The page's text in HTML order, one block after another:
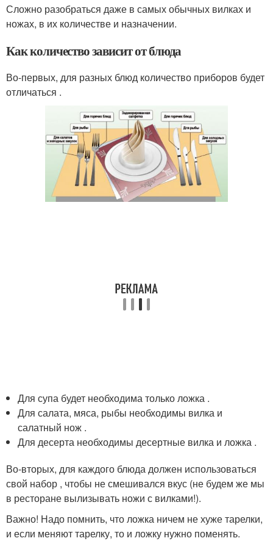
Сложно разобраться даже в самых обычных вилках и
ножах, в их количестве и назначении.
Как количество зависит от блюда
Во-первых, для разных блюд количество приборов будет
отличаться .
Для супа будет необходима только ложка .
Для салата, мяса, рыбы необходимы вилка и
салатный нож .
Для десерта необходимы десертные вилка и ложка .
Во-вторых, для каждого блюда должен использоваться
свой набор , чтобы не смешивался вкус (не будем же мы
в ресторане вылизывать ножи с вилками!).
Важно! Надо помнить, что ложка ничем не хуже тарелки,
и если меняют тарелку, то и ложку нужно поменять.